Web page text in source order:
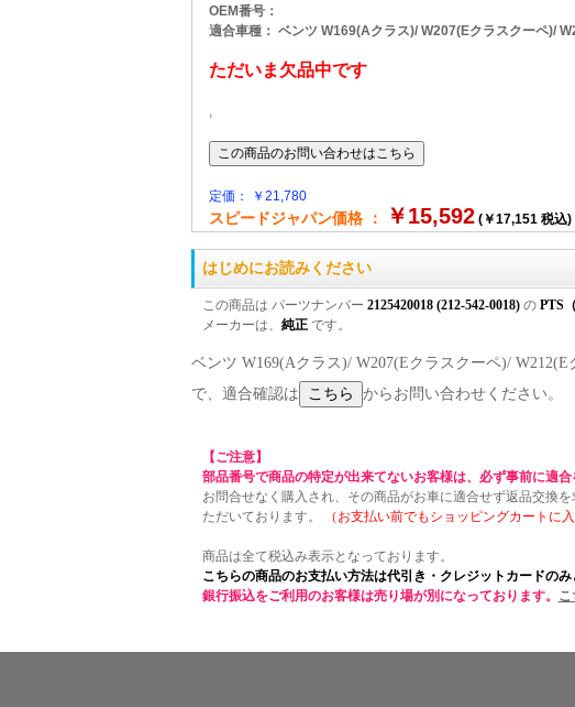
OEM番号：
適合車種： ベンツ W169(Aクラス)/ W207(Eクラスクーペ)/
ただいま欠品中です
,
定価： ￥21,780
スピードジャパン価格 ： ￥15,592(￥17,151 税込)
はじめにお読みください
この商品は パーツナンバー 2125420018 (212-542-0018)の PTS
メーカーは、 純正です。
ベンツ W169(Aクラス)/ W207(Eクラスクーペ)/
で、適合確認は
からお問い合わせください。
【ご注意】
部品番号で商品の特定が出来てないお客様は、必ず事前に適合
お問合せなく購入され、その商品がお車に適合せず返品交換を
ただいております。
（お支払い前でもショッピングカートに
商品は全て税込み表示となっております。
こちらの商品のお支払い方法は代引き・クレジットカードのみ
銀行振込をご利用のお客様は売り場が別になっております。 こ